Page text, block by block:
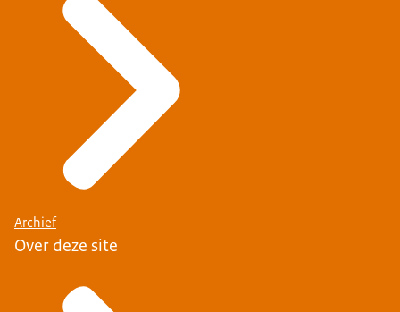
Archief
Over deze site